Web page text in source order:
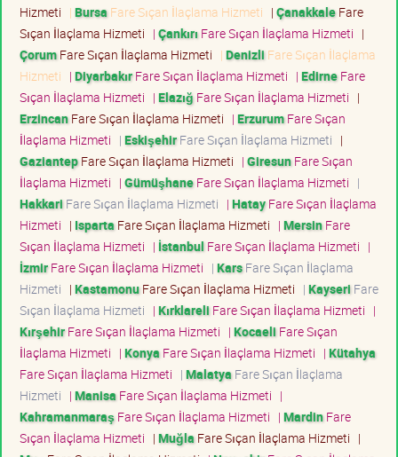
Hizmeti | Bursa Fare Sıçan İlaçlama Hizmeti | ÇanakkaleFare
Sıçan İlaçlama Hizmeti | Çankırı Fare Sıçan İlaçlama Hizmeti |
ÇorumFare Sıçan İlaçlama Hizmeti | Denizli Fare Sıçan İlaçlama
Hizmeti | DiyarbakırFare Sıçan İlaçlama Hizmeti | EdirneFare
Sıçan İlaçlama Hizmeti | Elazığ Fare Sıçan İlaçlama Hizmeti |
ErzincanFare Sıçan İlaçlama Hizmeti | ErzurumFare Sıçan
İlaçlama Hizmeti | EskişehirFare Sıçan İlaçlama Hizmeti |
GaziantepFare Sıçan İlaçlama Hizmeti | GiresunFare Sıçan
İlaçlama Hizmeti | GümüşhaneFare Sıçan İlaçlama Hizmeti |
Hakkari Fare Sıçan İlaçlama Hizmeti | HatayFare Sıçan İlaçlama
Hizmeti | Isparta Fare Sıçan İlaçlama Hizmeti | MersinFare
Sıçan İlaçlama Hizmeti | İstanbul Fare Sıçan İlaçlama Hizmeti |
İzmirFare Sıçan İlaçlama Hizmeti | KarsFare Sıçan İlaçlama
Hizmeti | KastamonuFare Sıçan İlaçlama Hizmeti | Kayseri Fare
Sıçan İlaçlama Hizmeti | Kırklareli Fare Sıçan İlaçlama Hizmeti |
KırşehirFare Sıçan İlaçlama Hizmeti | Kocaeli Fare Sıçan
İlaçlama Hizmeti | Konya Fare Sıçan İlaçlama Hizmeti | Kütahya
Fare Sıçan İlaçlama Hizmeti | Malatya Fare Sıçan İlaçlama
Hizmeti | Manisa Fare Sıçan İlaçlama Hizmeti |
Kahramanmaraş Fare Sıçan İlaçlama Hizmeti | MardinFare
Sıçan İlaçlama Hizmeti | Muğla Fare Sıçan İlaçlama Hizmeti |